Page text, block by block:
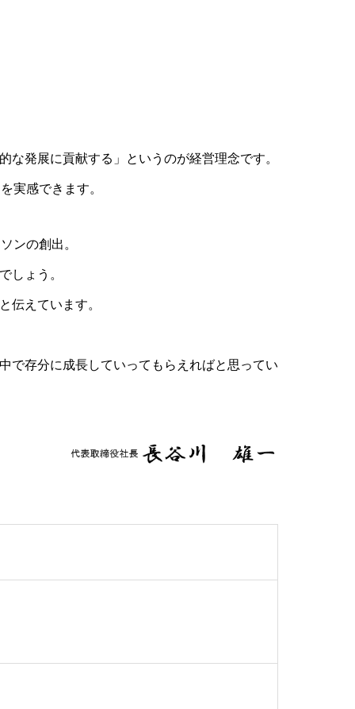
発展に貢献する」というのが経営理念です。
実感できます。
ンの創出。
しょう。
伝えています。
で存分に成長していってもらえればと思ってい